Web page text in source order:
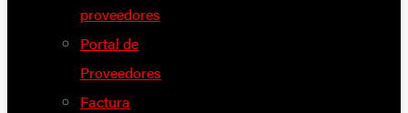
proveedores
Portal de
Proveedores
Factura